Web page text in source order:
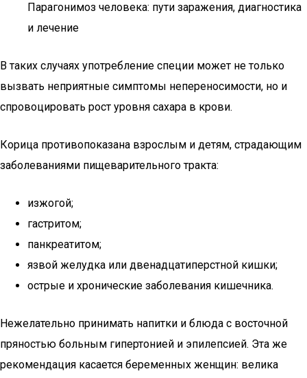
Парагонимоз человека: пути заражения, диагностика
и лечение
В таких случаях употребление специи может не только
вызвать неприятные симптомы непереносимости, но и
спровоцировать рост уровня сахара в крови.
Корица противопоказана взрослым и детям, страдающим
заболеваниями пищеварительного тракта:
изжогой;
гастритом;
панкреатитом;
язвой желудка или двенадцатиперстной кишки;
острые и хронические заболевания кишечника.
Нежелательно принимать напитки и блюда с восточной
пряностью больным гипертонией и эпилепсией. Эта же
рекомендация касается беременных женщин: велика